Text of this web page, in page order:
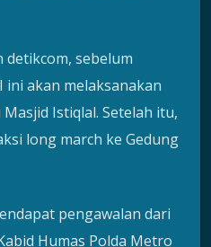
sebelum
ini akan melaksanakan
Istiqlal. Setelah itu,
long march ke Gedung
pengawalan dari
Humas Polda Metro